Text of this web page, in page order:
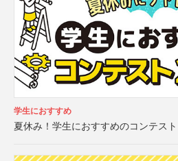
学生におすすめ
夏休み！学生におすすめのコンテス